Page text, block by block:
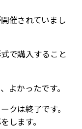
催されていまし
で購入すること
よかったです。
クは終了です。
します。